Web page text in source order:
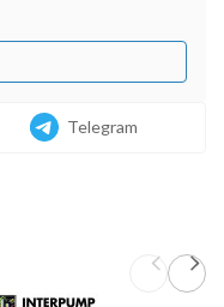
Telegram